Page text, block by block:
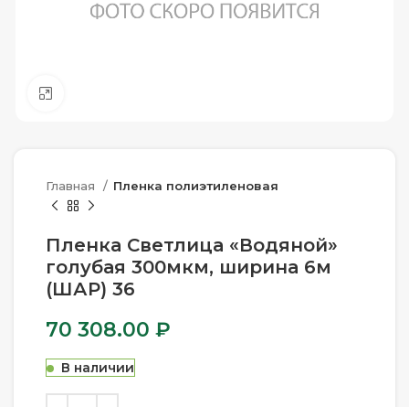
Главная Пленка полиэтиленовая
Пленка Светлица «Водяной»
голубая 300мкм, ширина 6м
(ШАР) 36
70 308.00 ₽
В наличии